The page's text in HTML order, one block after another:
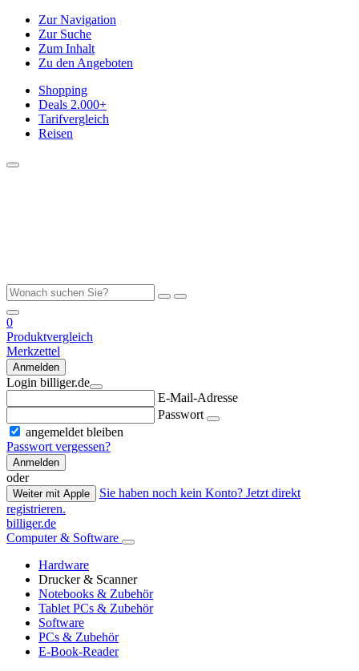
Zur Navigation
Zur Suche
Zum Inhalt
Zu den Angeboten
Shopping
Deals 2.000+
Tarifvergleich
Reisen
0
Produktvergleich
Merkzettel
Anmelden
Login billiger.de
E-Mail-Adresse
Passwort
angemeldet bleiben
Passwort vergessen?
Anmelden
oder
Weiter mit Apple
Sie haben noch kein Konto? Jetzt direkt
registrieren.
billiger.de
Computer & Software
Hardware
Drucker & Scanner
Notebooks & Zubehör
Tablet PCs & Zubehör
Software
PCs & Zubehör
E-Book-Reader